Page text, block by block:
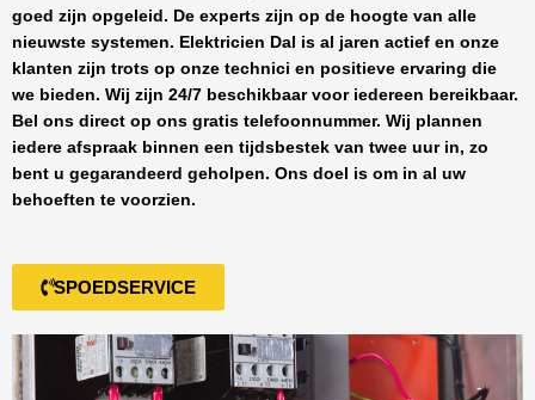
goed zijn opgeleid. De experts zijn op de hoogte van alle
nieuwste systemen. Elektricien Dal is al jaren actief en onze
klanten zijn trots op onze technici en positieve ervaring die
we bieden. Wij zijn 24/7 beschikbaar voor iedereen bereikbaar.
Bel ons direct op ons gratis telefoonnummer. Wij plannen
iedere afspraak binnen een tijdsbestek van twee uur in, zo
bent u gegarandeerd geholpen. Ons doel is om in al uw
behoeften te voorzien.
SPOEDSERVICE